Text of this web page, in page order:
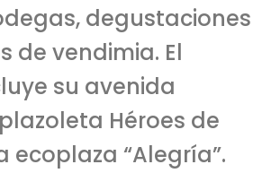
degustaciones
de vendimia. El
su avenida
Héroes de
ecoplaza “Alegría”.